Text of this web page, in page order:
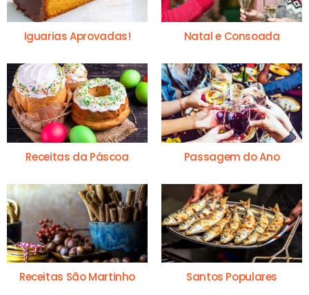
Iguarias Aprovadas! Natal e Consoada
Receitas da Páscoa Passagem do Ano
Receitas São Martinho Santos Populares